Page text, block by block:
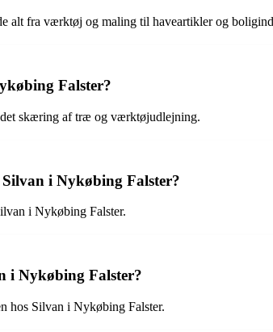
alt fra værktøj og maling til haveartikler og
Falster?
skæring af træ og værktøjudlejning.
i Nykøbing Falster?
i Nykøbing Falster.
i Nykøbing Falster?
hos Silvan i Nykøbing Falster.